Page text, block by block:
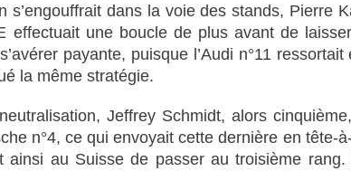
s’engouffrait dans la voie des stands, Pierre
effectuait une boucle de plus avant de
payante, puisque l’Audi n°11
la même stratégie.
Jeffrey Schmidt, alors
n°4, ce qui envoyait cette dernière en tête-
ainsi au Suisse de passer au troisième